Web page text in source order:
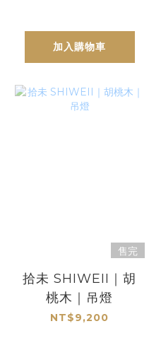
加入購物車
售完
拾未 SHIWEII｜胡
桃木｜吊燈
NT$9,200